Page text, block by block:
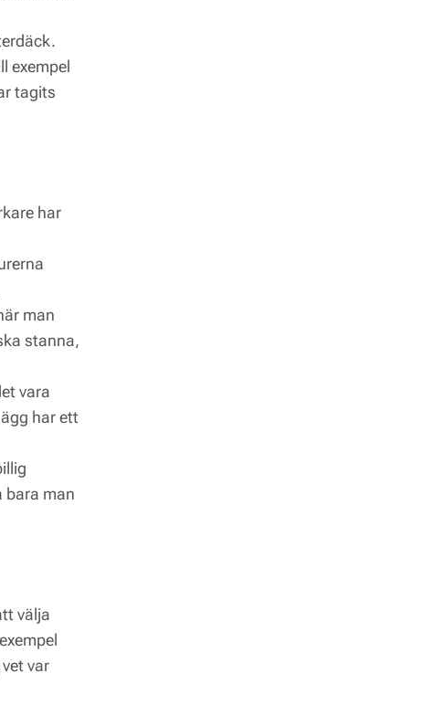
exempel
tagits
har
man
stanna,
vara
har ett
bara man
välja
var